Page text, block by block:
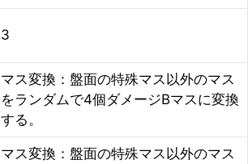
3
マス変換：盤面の特殊マス以外のマス
をランダムで4個ダメージBマスに変換
する。
マス変換：盤面の特殊マス以外のマス